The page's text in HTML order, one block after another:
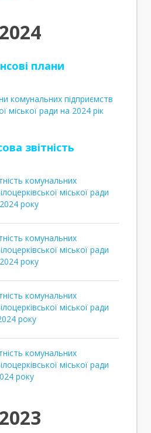
2024
плани
комунальних підприємств
міської ради на 2024 рік
звітність
комунальних
міської ради
року
комунальних
міської ради
року
комунальних
міської ради
року
комунальних
міської ради
року
2023